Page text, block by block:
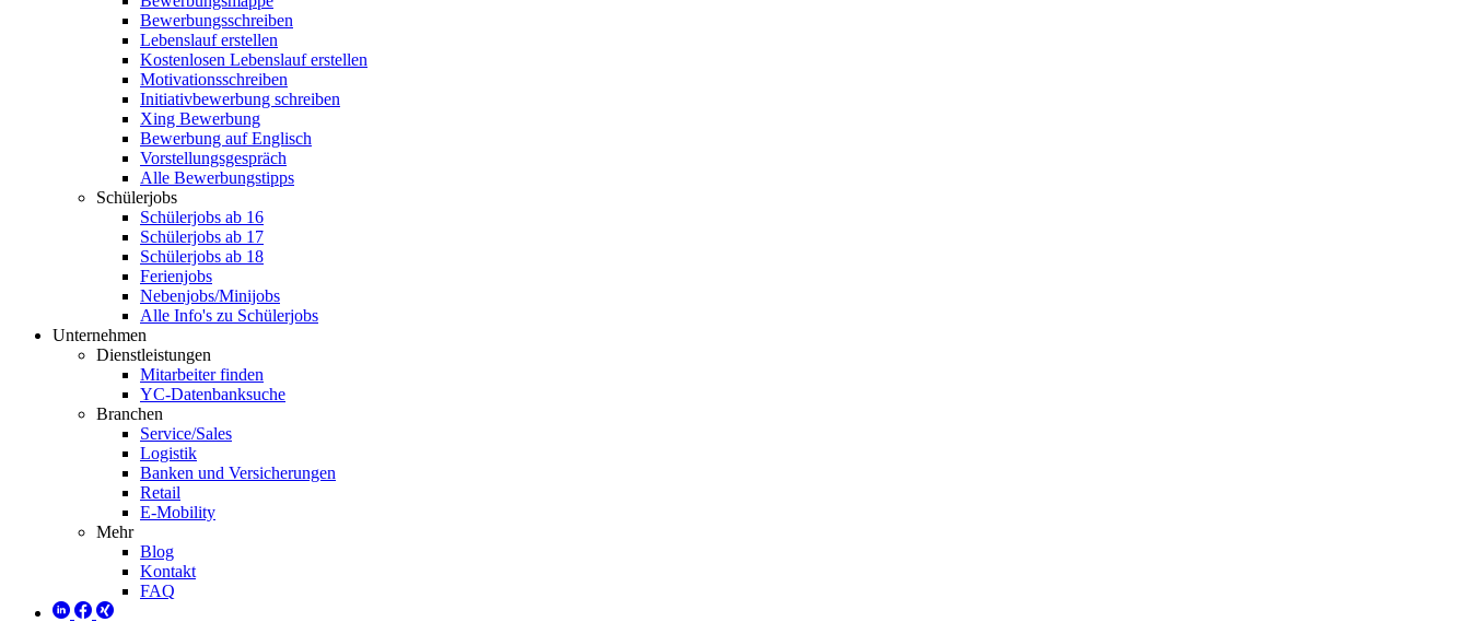
Bewerbungsschreiben
Lebenslauf erstellen
Kostenlosen Lebenslauf erstellen
Motivationsschreiben
Initiativbewerbung schreiben
Xing Bewerbung
Bewerbung auf Englisch
Vorstellungsgespräch
Alle Bewerbungstipps
Schülerjobs
Schülerjobs ab 16
Schülerjobs ab 17
Schülerjobs ab 18
Ferienjobs
Nebenjobs/Minijobs
Alle Info's zu Schülerjobs
Unternehmen
Dienstleistungen
Mitarbeiter finden
YC-Datenbanksuche
Branchen
Service/Sales
Logistik
Banken und Versicherungen
Retail
E-Mobility
Mehr
Blog
Kontakt
FAQ